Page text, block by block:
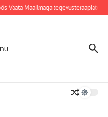
Vaata Maailmaga